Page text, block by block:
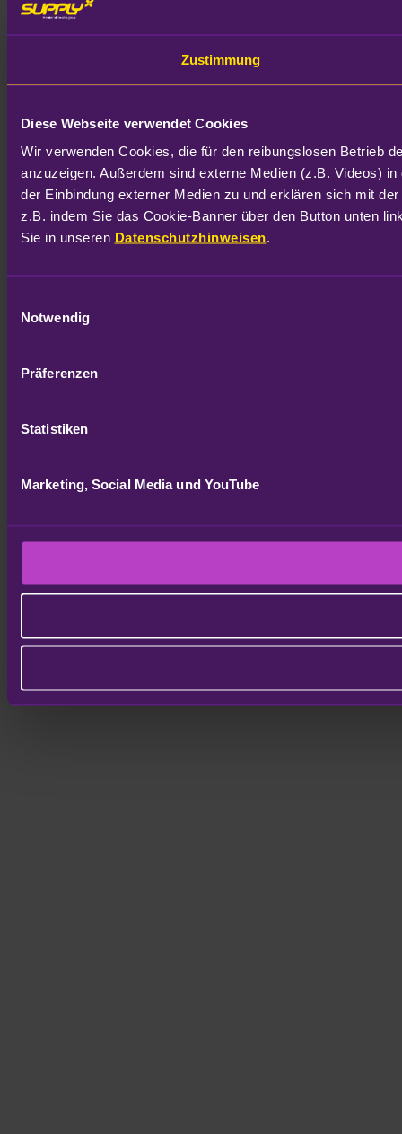
Zustimmung
Diese Webseite verwendet Cookies
Wir verwenden Cookies, die für den reibungslosen Betrieb
anzuzeigen. Außerdem sind externe Medien (z.B. Videos)
der Einbindung externer Medien zu und erklären sich mit
z.B. indem Sie das Cookie-Banner über den Button unten
Sie in unseren Datenschutzhinweisen.
Notwendig
Präferenzen
Statistiken
Marketing, Social Media und YouTube